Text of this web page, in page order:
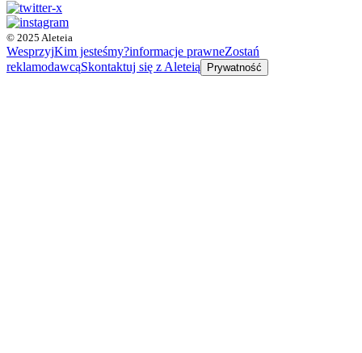
© 2025 Aleteia
WesprzyjKim jesteśmy?informacje prawneZostań
reklamodawcąSkontaktuj się z Aleteią Prywatność